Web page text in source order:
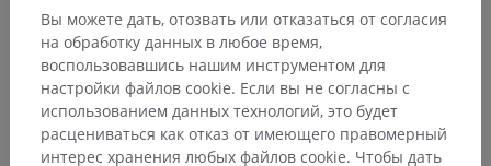
Вы можете дать, отозвать или отказаться от согласия
на обработку данных в любое время,
воспользовавшись нашим инструментом для
настройки файлов cookie. Если вы не согласны с
использованием данных технологий, это будет
расцениваться как отказ от имеющего правомерный
интерес хранения любых файлов cookie. Чтобы дать